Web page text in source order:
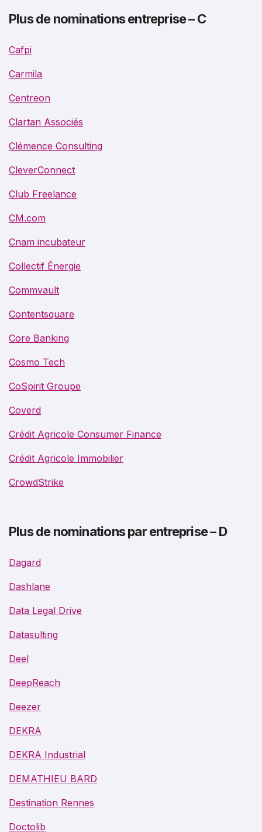
Plus de nominations entreprise – C
Cafpi
Carmila
Centreon
Clartan Associés
Clémence Consulting
CleverConnect
Club Freelance
CM.com
Cnam incubateur
Collectif Énergie
Commvault
Contentsquare
Core Banking
Cosmo Tech
CoSpirit Groupe
Coverd
Crédit Agricole Consumer Finance
Crédit Agricole Immobilier
CrowdStrike
Plus de nominations par entreprise – D
Dagard
Dashlane
Data Legal Drive
Datasulting
Deel
DeepReach
Deezer
DEKRA
DEKRA Industrial
DEMATHIEU BARD
Destination Rennes
Doctolib